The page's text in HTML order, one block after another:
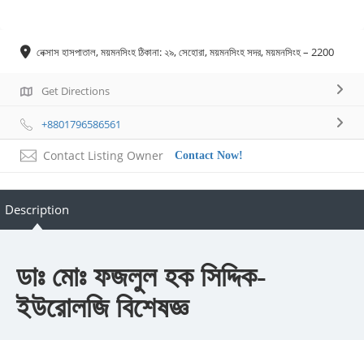
নেক্সাস হাসপাতাল, ময়মনসিংহ ঠিকানা: ২৯, সেহোরা, ময়মনসিংহ সদর, ময়মনসিংহ – 2200
Get Directions
+8801796586561
Contact Listing Owner Contact Now!
Description
ডাঃ মোঃ ফজলুল হক সিদ্দিক-
ইউরোলজি বিশেষজ্ঞ